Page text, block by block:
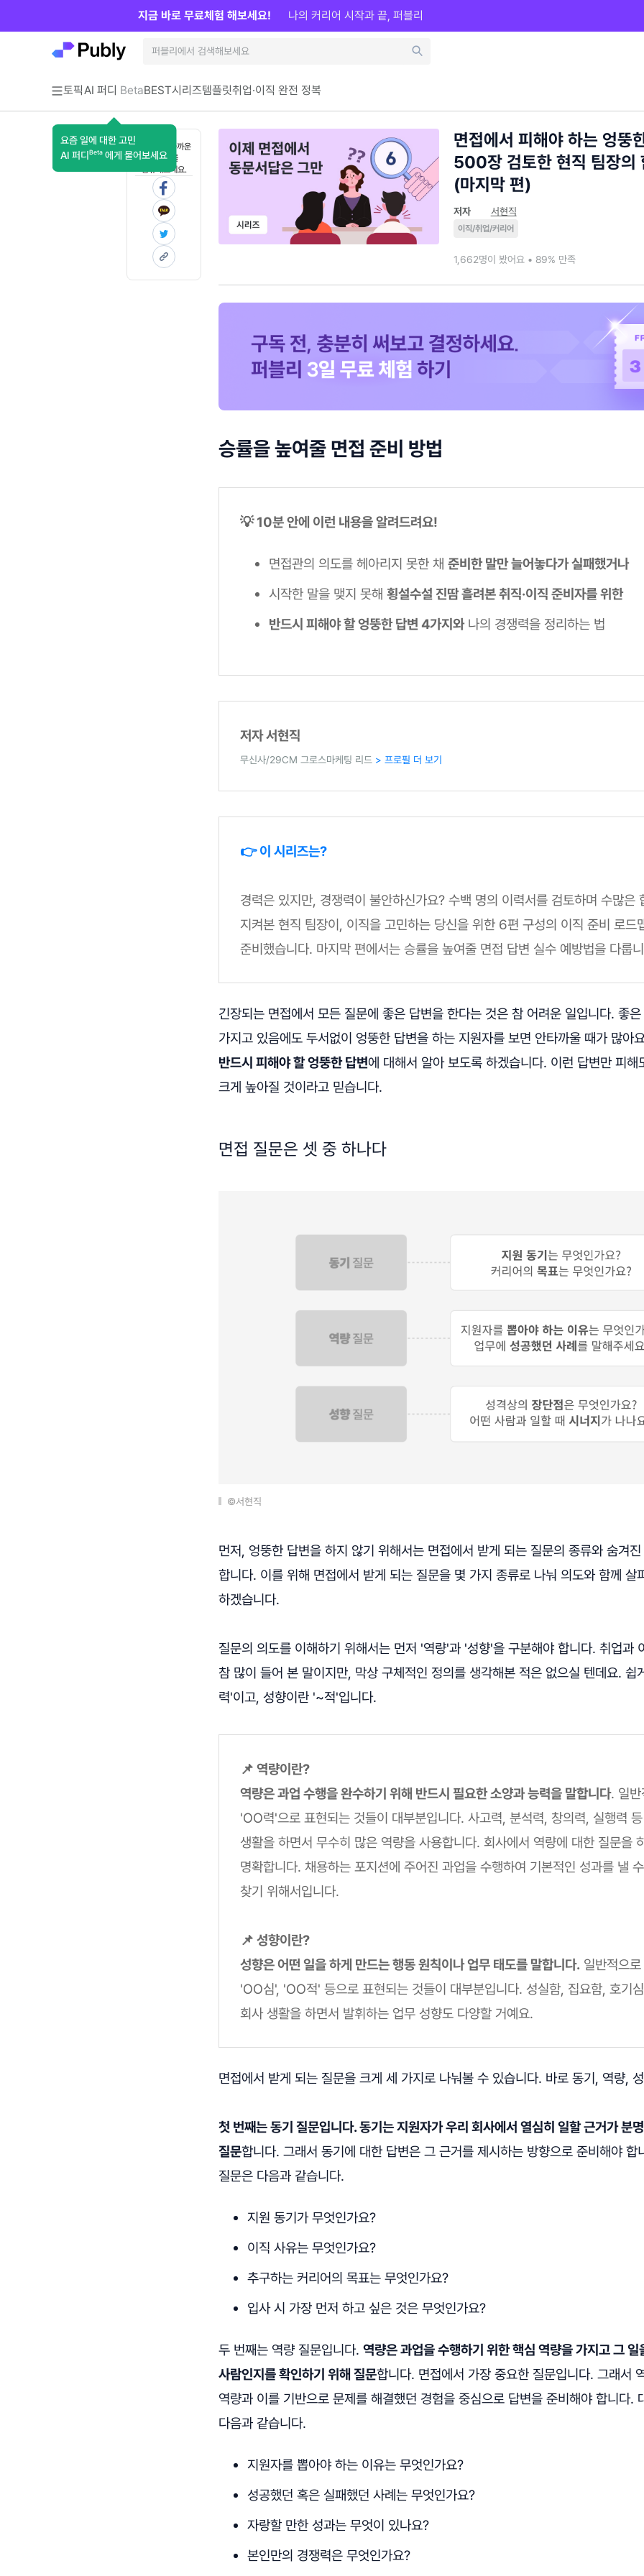
토픽AI 퍼디 Beta
요즘 일에 대한 고민
AI 퍼디 Beta 에게 물어보세요
BEST시리즈템플릿취업·이직 완전 정복
지금 바로 무료체험 해보세요! 나의 커리어 시작과 끝, 퍼블리
혼자 보기 아까운
콘텐츠를
공유해보세요.
면접에서 피해야 하는 엉뚱
500장 검토한 현직 팀장의
(마지막 편)
저자 서현직
이직/취업/커리어
1,662명이 봤어요 • 89% 만족
승률을 높여줄 면접 준비 방법
💡 10분 안에 이런 내용을 알려드려요!
면접관의 의도를 헤아리지 못한 채 준비한 말만 늘어놓다가 실패했거나
시작한 말을 맺지 못해 횡설수설 진땀 흘려본 취직·이직 준비자를 위한
반드시 피해야 할 엉뚱한 답변 4가지와나의 경쟁력을 정리하는 법
저자 서현직
무신사/29CM 그로스마케팅 리드 > 프로필 더 보기
👉 이 시리즈는?
경력은 있지만, 경쟁력이 불안하신가요? 수백 명의 이력서를 검토하며 수많은
지켜본 현직 팀장이, 이직을 고민하는 당신을 위한 6편 구성의 이직 준비 로드
준비했습니다. 마지막 편에서는 승률을 높여줄 면접 답변 실수 예방법을 다룹
긴장되는 면접에서 모든 질문에 좋은 답변을 한다는 것은 참 어려운 일입니다. 좋
가지고 있음에도 두서없이 엉뚱한 답변을 하는 지원자를 보면 안타까울 때가 많아
반드시 피해야 할 엉뚱한 답변에 대해서 알아 보도록 하겠습니다. 이런 답변만 피해
크게 높아질 것이라고 믿습니다.
면접 질문은 셋 중 하나다
©서현직
먼저, 엉뚱한 답변을 하지 않기 위해서는 면접에서 받게 되는 질문의 종류와 숨겨
합니다. 이를 위해 면접에서 받게 되는 질문을 몇 가지 종류로 나눠 의도와 함께 살
하겠습니다.
질문의 의도를 이해하기 위해서는 먼저 '역량'과 '성향'을 구분해야 합니다. 취업과
참 많이 들어 본 말이지만, 막상 구체적인 정의를 생각해본 적은 없으실 텐데요. 쉽
력'이고, 성향이란 '~적'입니다.
📌 역량이란?
역량은 과업 수행을 완수하기 위해 반드시 필요한 소양과 능력을 말합니다. 일반
'OO력'으로 표현되는 것들이 대부분입니다. 사고력, 분석력, 창의력, 실행력
생활을 하면서 무수히 많은 역량을 사용합니다. 회사에서 역량에 대한 질문을
명확합니다. 채용하는 포지션에 주어진 과업을 수행하여 기본적인 성과를 낼
찾기 위해서입니다.
📌 성향이란?
성향은 어떤 일을 하게 만드는 행동 원칙이나 업무 태도를 말합니다. 일반적으
'OO심', 'OO적' 등으로 표현되는 것들이 대부분입니다. 성실함, 집요함, 호기
회사 생활을 하면서 발휘하는 업무 성향도 다양할 거예요.
면접에서 받게 되는 질문을 크게 세 가지로 나눠볼 수 있습니다. 바로 동기, 역량,
첫 번째는 동기 질문입니다. 동기는 지원자가 우리 회사에서 열심히 일할 근거가 분
질문합니다. 그래서 동기에 대한 답변은 그 근거를 제시하는 방향으로 준비해야 합
질문은 다음과 같습니다.
지원 동기가 무엇인가요?
이직 사유는 무엇인가요?
추구하는 커리어의 목표는 무엇인가요?
입사 시 가장 먼저 하고 싶은 것은 무엇인가요?
두 번째는 역량 질문입니다. 역량은 과업을 수행하기 위한 핵심 역량을 가지고 그 일
사람인지를 확인하기 위해 질문합니다. 면접에서 가장 중요한 질문입니다. 그래서
역량과 이를 기반으로 문제를 해결했던 경험을 중심으로 답변을 준비해야 합니다.
다음과 같습니다.
지원자를 뽑아야 하는 이유는 무엇인가요?
성공했던 혹은 실패했던 사례는 무엇인가요?
자랑할 만한 성과는 무엇이 있나요?
본인만의 경쟁력은 무엇인가요?